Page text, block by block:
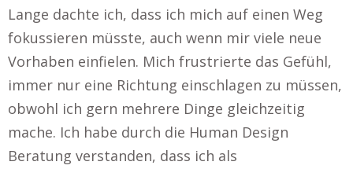
Lange dachte ich, dass ich mich auf einen Weg
fokussieren müsste, auch wenn mir viele neue
Vorhaben einfielen. Mich frustrierte das Gefühl,
immer nur eine Richtung einschlagen zu müssen,
obwohl ich gern mehrere Dinge gleichzeitig
mache. Ich habe durch die Human Design
Beratung verstanden, dass ich als